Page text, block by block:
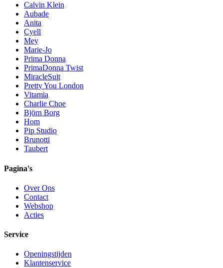
Calvin Klein
Aubade
Anita
Cyell
Mey
Marie-Jo
Prima Donna
PrimaDonna Twist
MiracleSuit
Pretty You London
Vitamia
Charlie Choe
Björn Borg
Hom
Pip Studio
Brunotti
Taubert
Pagina's
Over Ons
Contact
Webshop
Acties
Service
Openingstijden
Klantenservice